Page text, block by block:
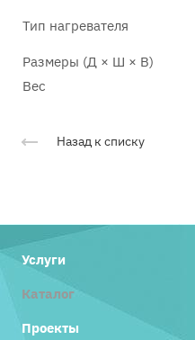
Тип нагревателя
Размеры (Д × Ш × В)
Вес
Назад к списку
Услуги
Каталог
Проекты